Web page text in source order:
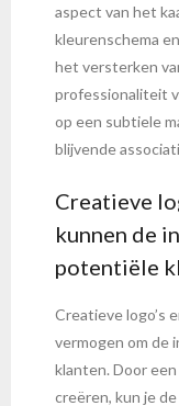
aspect van het
kleurenschema
het versterken
professionaliteit
op een subtiele
blijvende
Creatieve
kunnen de
potentiële
Creatieve logo’s
vermogen om de
klanten. Door
creëren, kun je